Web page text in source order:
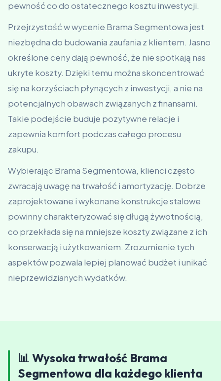
pewność co do ostatecznego kosztu inwestycji.
Przejrzystość w wycenie Brama Segmentowa jest
niezbędna do budowania zaufania z klientem. Jasno
określone ceny dają pewność, że nie spotkają nas
ukryte koszty. Dzięki temu można skoncentrować
się na korzyściach płynących z inwestycji, a nie na
potencjalnych obawach związanych z finansami.
Takie podejście buduje pozytywne relacje i
zapewnia komfort podczas całego procesu
zakupu.
Wybierając Brama Segmentowa, klienci często
zwracają uwagę na trwałość i amortyzację. Dobrze
zaprojektowane i wykonane konstrukcje stalowe
powinny charakteryzować się długą żywotnością,
co przekłada się na mniejsze koszty związane z ich
konserwacją i użytkowaniem. Zrozumienie tych
aspektów pozwala lepiej planować budżet i unikać
nieprzewidzianych wydatków.
📊 Wysoka trwałość Brama
Segmentowa dla każdego klienta